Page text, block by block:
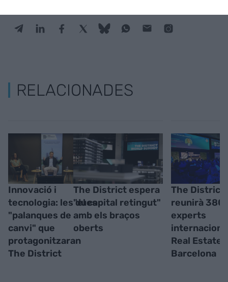
RELACIONADES
Innovació i
tecnologia: les dues
"palanques de
canvi" que
protagonitzaran
The District
The District espera
"el capital retingut"
amb els braços
oberts
The District
reunirà 380
experts
Real Estate
Barcelona